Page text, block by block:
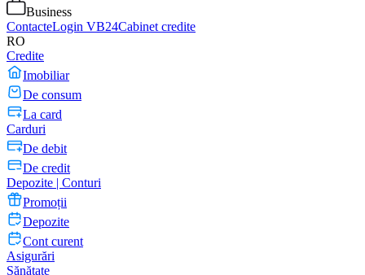
Business
ContacteLogin VB24Cabinet credite
RO
Credite
Imobiliar
De consum
La card
Carduri
De debit
De credit
Depozite | Conturi
Promoții
Depozite
Cont curent
Asigurări
Sănătate